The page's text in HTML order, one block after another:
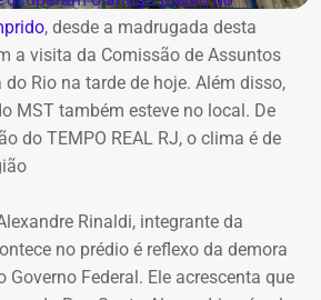
, desde a madrugada desta
a visita da Comissão de Assuntos
Rio na tarde de hoje. Além disso,
MST também esteve no local. De
do TEMPO REAL RJ, o clima é de
Rinaldi, integrante da
no prédio é reflexo da demora
Governo Federal. Ele acrescenta que